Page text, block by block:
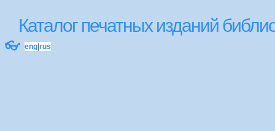
Каталог печатных изданий
👓 eng rus